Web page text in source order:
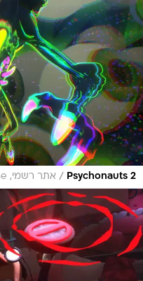
Psychonauts 2
/ אתר רשמי, Double Fine